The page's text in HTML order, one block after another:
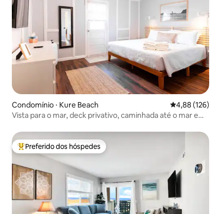
Condomínio ⋅ Kure Beach 4,88 de uma
4,88 (126)
Vista para o mar, deck privativo, caminhada até o mar e
Entre os melhores preferidos dos hóspedes
Preferido dos hóspedes